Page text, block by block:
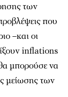
των
που
–και οι
inflations
μπορούσε να
μείωσης των